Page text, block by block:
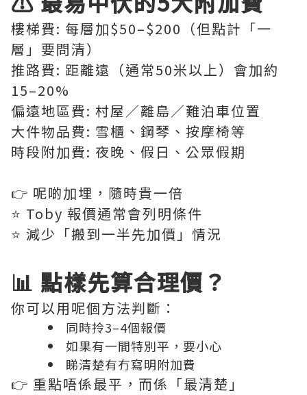
樓梯費: 每層加$50–$200（但點計「一
層」要問清）
推路費: 距離遠（通常50米以上）會加約
15–20%
偏遠地區費: 村屋／離島／難泊車位置
大件物品費: 雪櫃、鋼琴、按摩椅等
時段附加費: 夜晚、假日、公眾假期
👉 呢啲加埋，隨時貴一倍
⭐️ Toby 報價通常會列明條件
⭐️ 減少「搬到一半先加價」情況
📊 點樣先算合理價？
你可以用呢個方法判斷：
同時拎3–4個報價
如果有一間特別平，要小心
睇清楚有冇寫明附加費
👉 重點唔係最平，而係「最清楚」